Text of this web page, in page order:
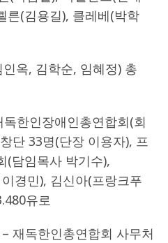
른(김용길), 클레베(박학
옥, 김학순, 임혜정) 총
한인장애인총연합회(회
단 33명(단장 이용자), 프
(담임목사 박기수),
경민), 김신아(프랑크푸
유로
재독한인총연합회 사무처